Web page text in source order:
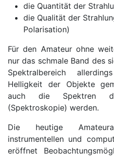
die Quantität der
die Qualität der
Polarisation)
Für den Amateur ohne
nur das schmale Band des
Spektralbereich
Helligkeit der Objekte
auch die Spektren
(Spektroskopie) werden.
Die heutige
instrumentellen und
eröffnet